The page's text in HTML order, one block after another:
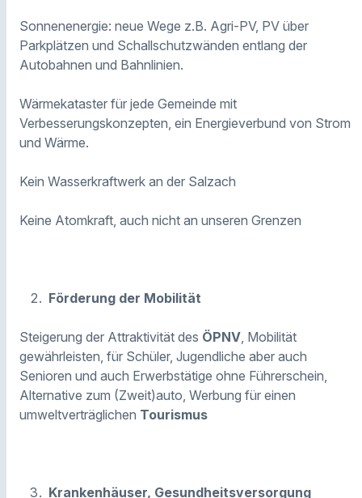
Sonnenenergie: neue Wege z.B. Agri-PV, PV über
Parkplätzen und Schallschutzwänden entlang der
Autobahnen und Bahnlinien.
Wärmekataster für jede Gemeinde mit
Verbesserungskonzepten, ein Energieverbund von Strom
und Wärme.
Kein Wasserkraftwerk an der Salzach
Keine Atomkraft, auch nicht an unseren Grenzen
Förderung der Mobilität
Steigerung der Attraktivität des ÖPNV , Mobilität
gewährleisten, für Schüler, Jugendliche aber auch
Senioren und auch Erwerbstätige ohne Führerschein,
Alternative zum (Zweit)auto, Werbung für einen
umweltverträglichen Tourismus
Krankenhäuser, Gesundheitsversorgung